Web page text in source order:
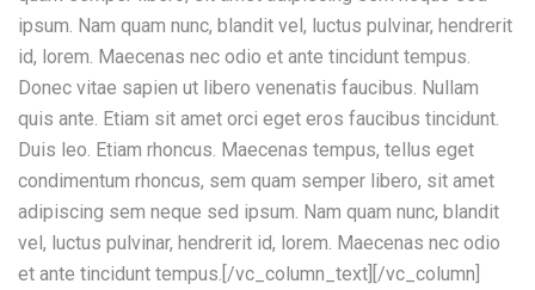
ipsum. Nam quam nunc, blandit vel, luctus pulvinar, hendrerit
id, lorem. Maecenas nec odio et ante tincidunt tempus.
Donec vitae sapien ut libero venenatis faucibus. Nullam
quis ante. Etiam sit amet orci eget eros faucibus tincidunt.
Duis leo. Etiam rhoncus. Maecenas tempus, tellus eget
condimentum rhoncus, sem quam semper libero, sit amet
adipiscing sem neque sed ipsum. Nam quam nunc, blandit
vel, luctus pulvinar, hendrerit id, lorem. Maecenas nec odio
et ante tincidunt tempus.[/vc_column_text][/vc_column]